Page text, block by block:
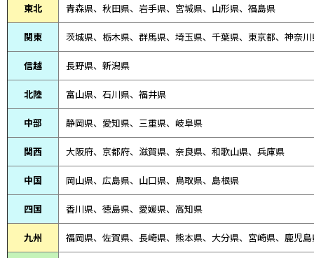
東北 青森県、 秋田県、 岩手県、宮城県、山形県、福島県
関東 茨城県、栃木県、群馬県、埼玉県、千葉県、東京都、神奈
信越 長野県、新潟県
北陸 富山県、 石川県、 福井県
中部 静岡県、 愛知県、 三重県、 岐阜県
関西 大阪府、京都府、滋賀県、奈良県、和歌山県、兵庫県
中国 岡山県、広島県、山口県、鳥取県、島根県
四国 香川県、徳島県、愛媛県、高知県
九州 福岡県、佐賀県、長崎県、熊本県、大分県、宮崎県、鹿児